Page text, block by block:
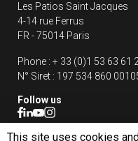
Les Patios Saint Jacques
4-14 rue Ferrus
FR - 75014 Paris
Phone : + 33 (0)1 53 63 61
N° Siret : 197 534 860
Follow us
This site uses cookies